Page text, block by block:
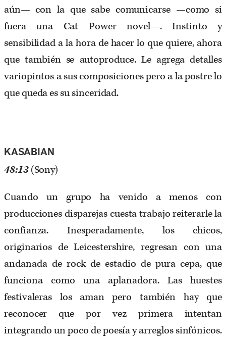
aún— con la que sabe comunicarse —como si
fuera una Cat Power novel—. Instinto y
sensibilidad a la hora de hacer lo que quiere, ahora
que también se autoproduce. Le agrega detalles
variopintos a sus composiciones pero a la postre lo
que queda es su sinceridad.
KASABIAN
48:13(Sony)
Cuando un grupo ha venido a menos con
producciones disparejas cuesta trabajo reiterarle la
confianza. Inesperadamente, los chicos,
originarios de Leicestershire, regresan con una
andanada de rock de estadio de pura cepa, que
funciona como una aplanadora. Las huestes
festivaleras los aman pero también hay que
reconocer que por vez primera intentan
integrando un poco de poesía y arreglos sinfónicos.